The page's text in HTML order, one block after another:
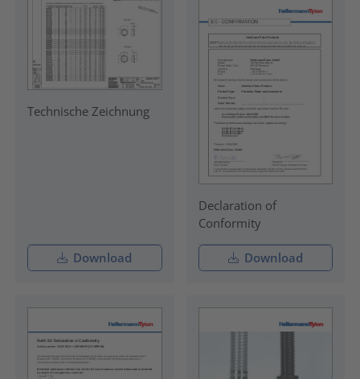
Technische Zeichnung
Download
Declaration of
Conformity
Download